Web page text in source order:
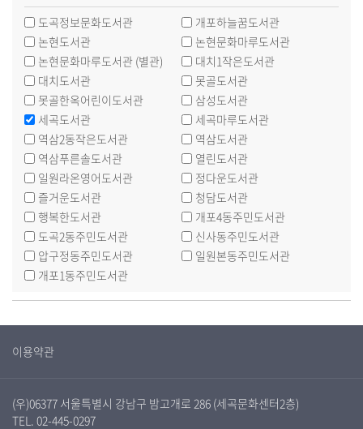
도곡정보문화도서관
개포하늘꿈도서관
논현도서관
논현문화마루도서관
논현문화마루도서관 (별관)
대치1작은도서관
대치도서관
못골도서관
못골한옥어린이도서관
삼성도서관
세곡도서관
세곡마루도서관
역삼2동작은도서관
역삼도서관
역삼푸른솔도서관
열린도서관
일원라온영어도서관
정다운도서관
즐거운도서관
청담도서관
행복한도서관
개포4동주민도서관
도곡2동주민도서관
신사동주민도서관
압구정동주민도서관
일원본동주민도서관
개포1동주민도서관
이용약관
(우)06377 서울특별시 강남구 밤고개로 286 (세곡문화센터2층)
TEL. 02-445-0297